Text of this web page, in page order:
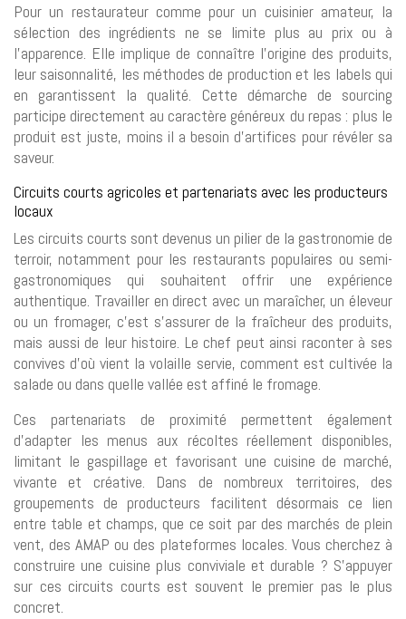
Pour un restaurateur comme pour un cuisinier amateur, la
sélection des ingrédients ne se limite plus au prix ou à
l’apparence. Elle implique de connaître l’origine des produits,
leur saisonnalité, les méthodes de production et les labels qui
en garantissent la qualité. Cette démarche de sourcing
participe directement au caractère généreux du repas : plus le
produit est juste, moins il a besoin d’artifices pour révéler sa
saveur.
Circuits courts agricoles et partenariats avec les producteurs
locaux
Les circuits courts sont devenus un pilier de la gastronomie de
terroir, notamment pour les restaurants populaires ou semi-
gastronomiques qui souhaitent offrir une expérience
authentique. Travailler en direct avec un maraîcher, un éleveur
ou un fromager, c’est s’assurer de la fraîcheur des produits,
mais aussi de leur histoire. Le chef peut ainsi raconter à ses
convives d’où vient la volaille servie, comment est cultivée la
salade ou dans quelle vallée est affiné le fromage.
Ces partenariats de proximité permettent également
d’adapter les menus aux récoltes réellement disponibles,
limitant le gaspillage et favorisant une cuisine de marché,
vivante et créative. Dans de nombreux territoires, des
groupements de producteurs facilitent désormais ce lien
entre table et champs, que ce soit par des marchés de plein
vent, des AMAP ou des plateformes locales. Vous cherchez à
construire une cuisine plus conviviale et durable ? S’appuyer
sur ces circuits courts est souvent le premier pas le plus
concret.